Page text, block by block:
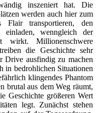
inszeniert hat. Die
werden auch hier zum
Flair transportieren, den
wenngleich der
wirkt. Millionenschwere
die Geschichte sehr
Drive ausfindig zu machen
in bedrohlichen Situationen
klingendes Phantom
brutal aus dem Weg räumt,
Geschichte größeren Wert
legt. Zunächst stehen